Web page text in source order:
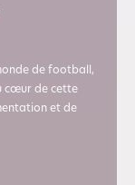
de football,
cœur de cette
et de